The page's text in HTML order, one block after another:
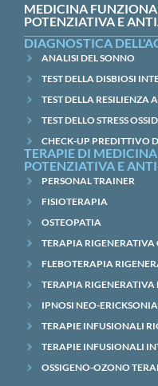
MEDICINA
POTENZIATIVA E
DIAGNOSTICA
ANALISI DEL SONNO
TEST DELLA DISBIOSI
TEST DELLA RESILIENZA
TEST DELLO STRESS
CHECK-UP PREDITTIVO
TERAPIE DI
POTENZIATIVA E
PERSONAL TRAINER
FISIOTERAPIA
OSTEOPATIA
TERAPIA RIGENERATIVA
FLEBOTERAPIA
TERAPIA RIGENERATIVA
IPNOSI NEO-
TERAPIE INFUSIONALI
TERAPIE INFUSIONALI
OSSIGENO-OZONO